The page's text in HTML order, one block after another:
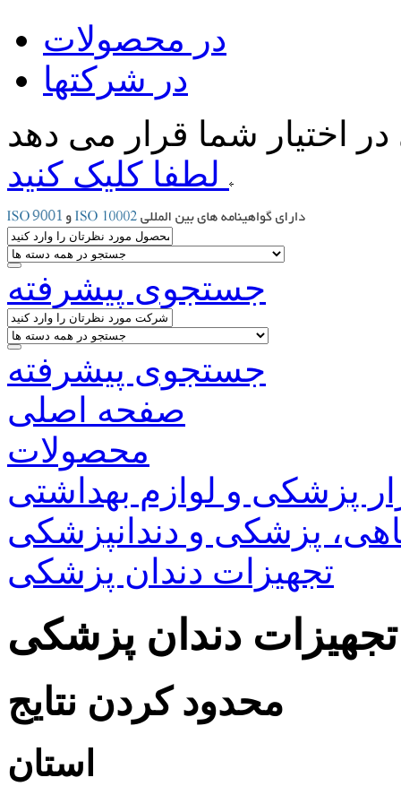
در محصولات
در شرکتها
جستجوی پیشرفته
جستجوی پیشرفته
صفحه اصلی
محصولات
پزشکی و لوازم بهداشتی
پزشکی و دندانپزشکی
تجهیزات دندان پزشکی
تجهیزات دندان پزشکی
محدود کردن نتایج
استان